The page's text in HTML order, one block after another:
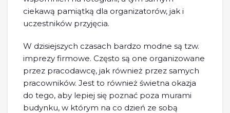
ciekawą pamiątką dla organizatorów, jak i
uczestników przyjęcia.
W dzisiejszych czasach bardzo modne są tzw.
imprezy firmowe. Często są one organizowane
przez pracodawcę, jak również przez samych
pracowników. Jest to również świetna okazja
do tego, aby lepiej się poznać poza murami
budynku, w którym na co dzień ze sobą